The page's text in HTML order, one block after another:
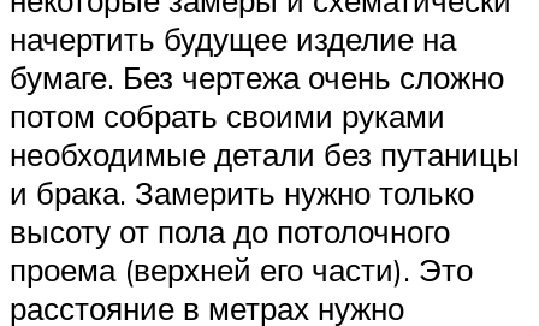
начертить будущее изделие на
бумаге. Без чертежа очень сложно
потом собрать своими руками
необходимые детали без путаницы
и брака. Замерить нужно только
высоту от пола до потолочного
проема (верхней его части). Это
расстояние в метрах нужно